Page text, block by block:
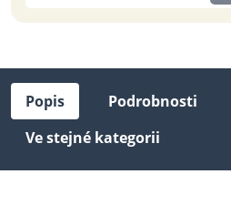
Popis
Podrobnosti
Ve stejné kategorii